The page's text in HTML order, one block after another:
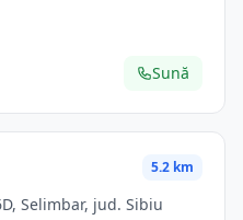
Sună
5.2 km
Selimbar, jud. Sibiu